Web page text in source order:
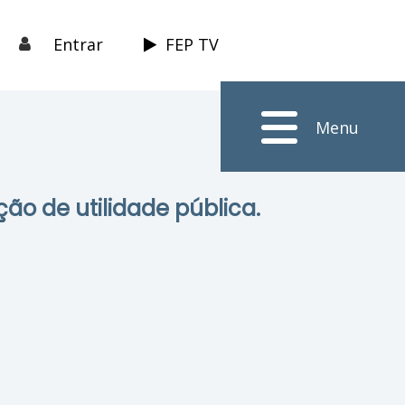
FEP TV
Entrar
Menu
de utilidade pública.